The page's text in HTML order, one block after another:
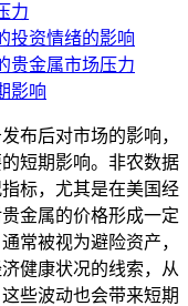
力
投资情绪的影响
贵金属市场压力
影响
布后对市场的影响，
短期影响。非农数据
标，尤其是在美国经
金属的价格形成一定
常被视为避险资产，
健康状况的线索，从
些波动也会带来短期